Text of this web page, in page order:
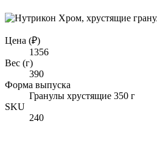
Цена (₽)
1356
Вес (г)
390
Форма выпуска
Гранулы хрустящие 350 г
SKU
240